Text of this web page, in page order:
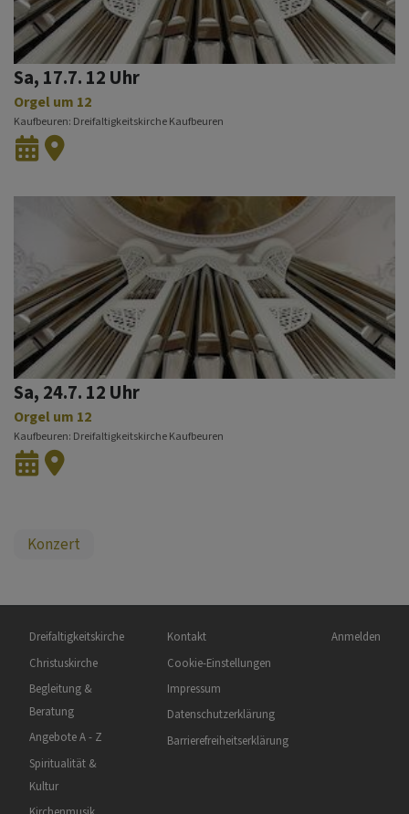
Sa, 17.7. 12 Uhr
Orgel um 12
Kaufbeuren Dreifaltigkeitskirche Kaufbeuren
Sa, 24.7. 12 Uhr
Orgel um 12
Kaufbeuren Dreifaltigkeitskirche Kaufbeuren
Konzert
Hauptnavigation
Dreifaltigkeitskirche
Christuskirche
Begleitung &
Beratung
Angebote A - Z
Spiritualität &
Kultur
Fußbereichsmenü
Kontakt
Cookie-Einstellungen
Impressum
Datenschutzerklärung
Barrierefreiheitserklärung
Anmelden